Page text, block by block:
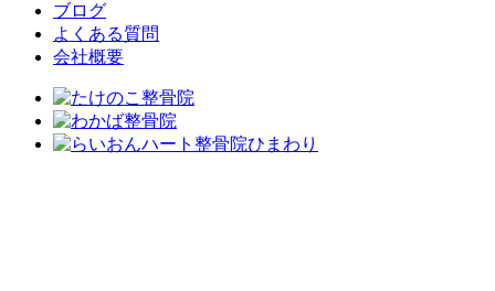
ブログ
よくある質問
会社概要